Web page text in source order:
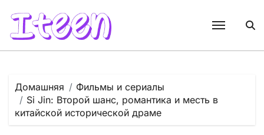
содержанию
Домашняя
Фильмы и сериалы
Si Jin: Второй шанс, романтика и месть в
китайской исторической драме